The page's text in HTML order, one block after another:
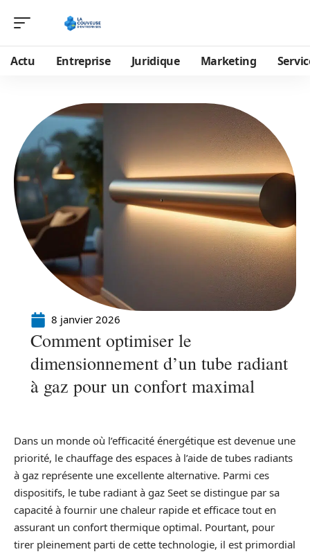
Actu Entreprise Juridique Marketing
8 janvier 2026
Comment optimiser le
dimensionnement d’un tube radiant
à gaz pour un confort maximal
Dans un monde où l’efficacité énergétique est devenue une
priorité, le chauffage des espaces à l’aide de tubes radiants
à gaz représente une excellente alternative. Parmi ces
dispositifs, le tube radiant à gaz Seet se distingue par sa
capacité à fournir une chaleur rapide et efficace tout en
assurant un confort thermique optimal. Pourtant, pour
tirer pleinement parti de cette technologie, il est primordial